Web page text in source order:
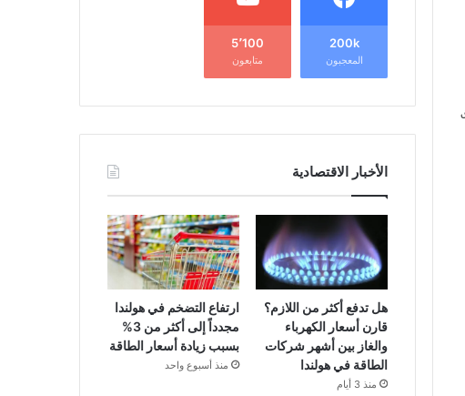
200k
المعجبون
5٬100
متابعون
الأخبار الاقتصادية
هل تدفع أكثر من اللازم؟
قارن أسعار الكهرباء
والغاز بين أشهر شركات
الطاقة في هولندا
منذ 3 أيام
ارتفاع التضخم في هولندا
مجدداً إلى أكثر من 3%
بسبب زيادة أسعار الطاقة
منذ أسبوع واحد